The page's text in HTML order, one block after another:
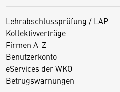
Lehrabschlussprüfung / LAP
Kollektivverträge
Firmen A-Z
Benutzerkonto
eServices der WKO
Betrugswarnungen